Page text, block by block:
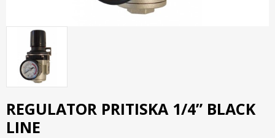
REGULATOR PRITISKA 1/4” BLACK
LINE